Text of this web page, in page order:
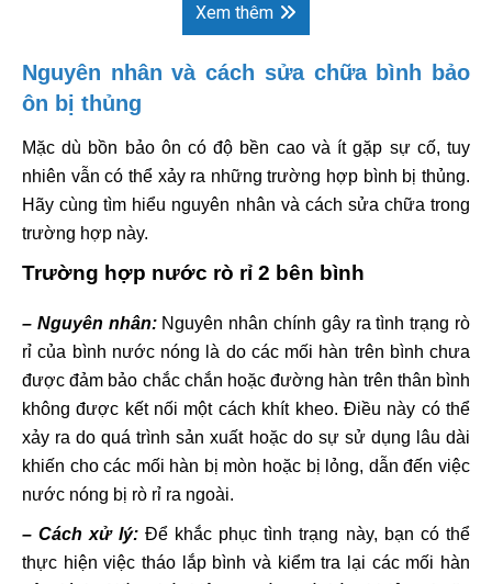
Xem thêm
Nguyên nhân và cách sửa chữa bình bảo
ôn bị thủng
Mặc dù bồn bảo ôn có độ bền cao và ít gặp sự cố, tuy
nhiên vẫn có thể xảy ra những trường hợp bình bị thủng.
Hãy cùng tìm hiểu nguyên nhân và cách sửa chữa trong
trường hợp này.
Trường hợp nước rò rỉ 2 bên bình
– Nguyên nhân:Nguyên nhân chính gây ra tình trạng rò
rỉ của bình nước nóng là do các mối hàn trên bình chưa
được đảm bảo chắc chắn hoặc đường hàn trên thân bình
không được kết nối một cách khít kheo. Điều này có thể
xảy ra do quá trình sản xuất hoặc do sự sử dụng lâu dài
khiến cho các mối hàn bị mòn hoặc bị lỏng, dẫn đến việc
nước nóng bị rò rỉ ra ngoài.
– Cách xử lý:Để khắc phục tình trạng này, bạn có thể
thực hiện việc tháo lắp bình và kiểm tra lại các mối hàn